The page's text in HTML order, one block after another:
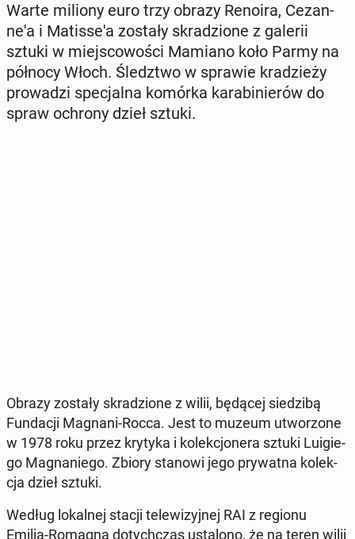
Warte miliony euro trzy obrazy Renoira, Ce­zan­
ne­'a i Ma­tis­se­'a zostały skra­dzio­ne z galerii
sztuki w miej­sco­wo­ści Mamiano koło Parmy na
północy Włoch. Śledz­two w sprawie kra­dzie­ży
pro­wa­dzi spe­cjal­na komórka ka­ra­bi­nie­rów do
spraw ochrony dzieł sztuki.
Obrazy zostały skra­dzio­ne z wilii, będącej sie­dzi­bą
Fun­da­cji Magnani-Rocca. Jest to muzeum utwo­rzo­ne
w 1978 roku przez krytyka i ko­lek­cjo­ne­ra sztuki Lu­igie­
go Ma­gna­nie­go. Zbiory stanowi jego pry­wat­na ko­lek­
cja dzieł sztuki.
Według lo­kal­nej stacji te­le­wi­zyj­nej RAI z regionu
Emilia-Romagna do­tych­czas usta­lo­no, że na teren wilii